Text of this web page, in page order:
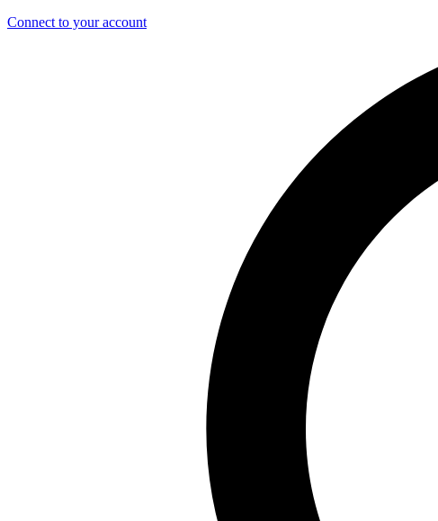
Connect to your account